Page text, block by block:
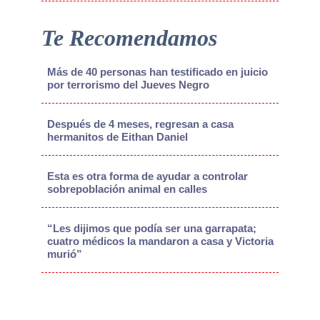
Te Recomendamos
Más de 40 personas han testificado en juicio
por terrorismo del Jueves Negro
Después de 4 meses, regresan a casa
hermanitos de Eithan Daniel
Esta es otra forma de ayudar a controlar
sobrepoblación animal en calles
“Les dijimos que podía ser una garrapata;
cuatro médicos la mandaron a casa y Victoria
murió”